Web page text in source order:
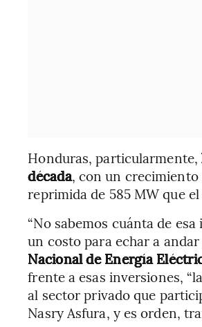
Honduras, particularmente,
década, con un crecimiento
reprimida de 585 MW que
“No sabemos cuánta de
un costo para echar a
Nacional de Energía
frente a esas inversiones,
al sector privado que
Nasry Asfura, y es orden,